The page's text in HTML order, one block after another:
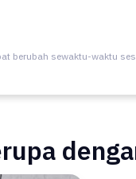
berubah sewaktu-waktu